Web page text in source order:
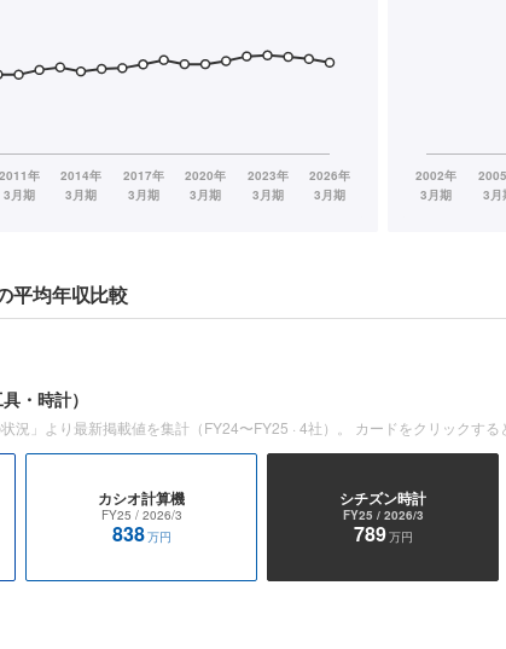
平均年収比較
具・時計）
況」より最新掲載値を集計（FY24〜FY25 · 4社）。 カードをクリックする
カシオ計算機
FY25 / 2026/3
838万円
シチズン時計
FY25 / 2026/3
789万円